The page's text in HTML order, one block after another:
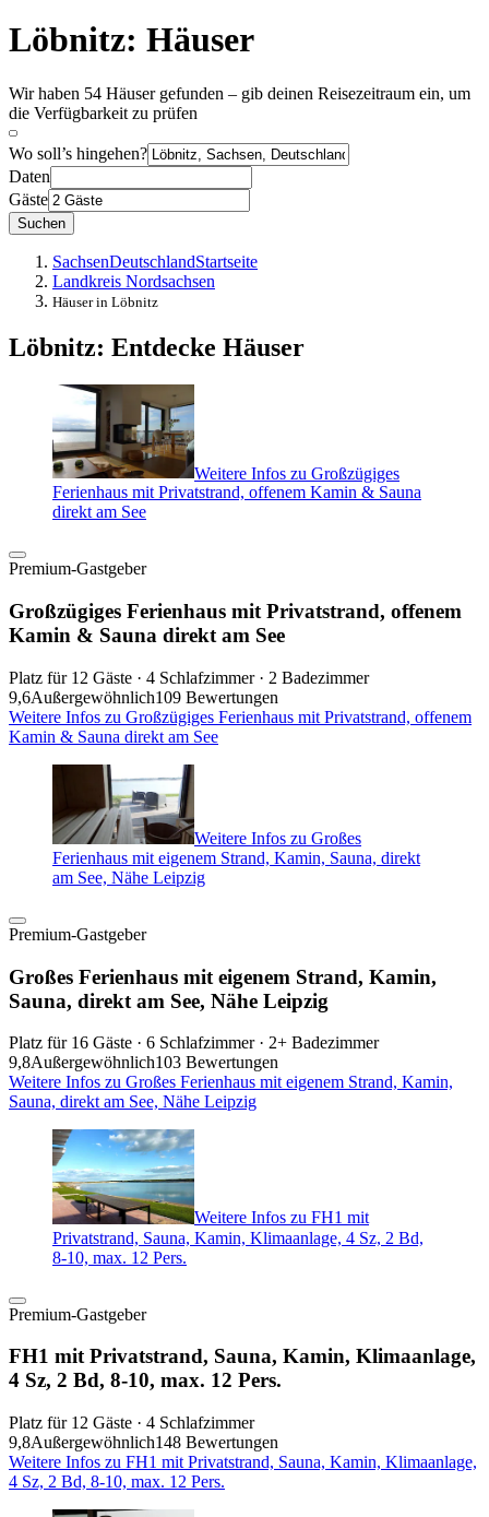
Löbnitz: Häuser
Wir haben 54 Häuser gefunden – gib deinen Reisezeitraum ein, um
die Verfügbarkeit zu prüfen
Wo soll’s hingehen?
Daten
Gäste
Suchen
SachsenDeutschlandStartseite
Landkreis Nordsachsen
Häuser in Löbnitz
Löbnitz: Entdecke Häuser
Weitere Infos zu Großzügiges
Ferienhaus mit Privatstrand, offenem Kamin & Sauna
direkt am See
Premium-Gastgeber
Großzügiges Ferienhaus mit Privatstrand, offenem
Kamin & Sauna direkt am See
Platz für 12 Gäste · 4 Schlafzimmer · 2 Badezimmer
9,6Außergewöhnlich109 Bewertungen
Weitere Infos zu Großzügiges Ferienhaus mit Privatstrand, offenem
Kamin & Sauna direkt am See
Weitere Infos zu Großes
Ferienhaus mit eigenem Strand, Kamin, Sauna, direkt
am See, Nähe Leipzig
Premium-Gastgeber
Großes Ferienhaus mit eigenem Strand, Kamin,
Sauna, direkt am See, Nähe Leipzig
Platz für 16 Gäste · 6 Schlafzimmer · 2+ Badezimmer
9,8Außergewöhnlich103 Bewertungen
Weitere Infos zu Großes Ferienhaus mit eigenem Strand, Kamin,
Sauna, direkt am See, Nähe Leipzig
Weitere Infos zu FH1 mit
Privatstrand, Sauna, Kamin, Klimaanlage, 4 Sz, 2 Bd,
8-10, max. 12 Pers.
Premium-Gastgeber
FH1 mit Privatstrand, Sauna, Kamin, Klimaanlage,
4 Sz, 2 Bd, 8-10, max. 12 Pers.
Platz für 12 Gäste · 4 Schlafzimmer
9,8Außergewöhnlich148 Bewertungen
Weitere Infos zu FH1 mit Privatstrand, Sauna, Kamin, Klimaanlage,
4 Sz, 2 Bd, 8-10, max. 12 Pers.